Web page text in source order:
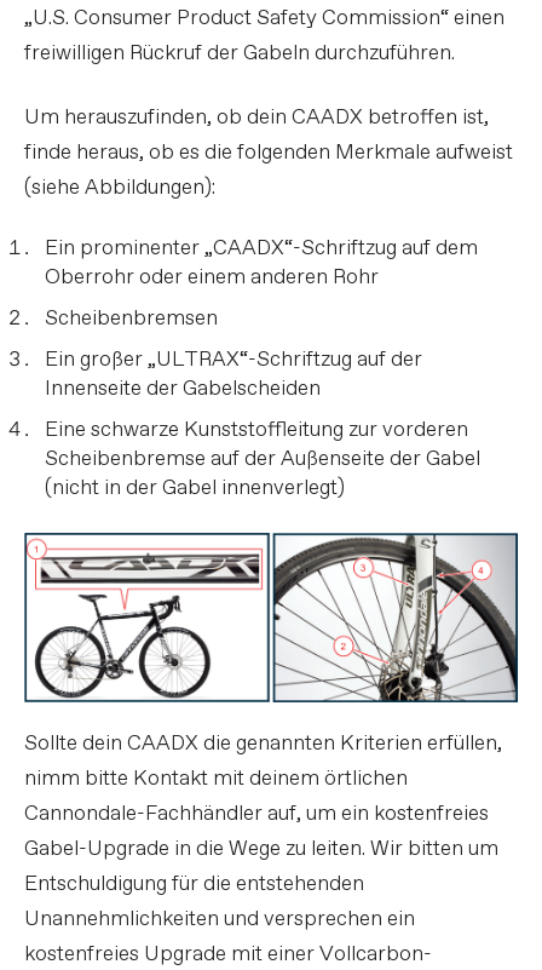
„U.S. Consumer Product Safety Commission“ einen
freiwilligen Rückruf der Gabeln durchzuführen.
Um herauszufinden, ob dein CAADX betroffen ist,
finde heraus, ob es die folgenden Merkmale aufweist
(siehe Abbildungen):
Ein prominenter „CAADX“-Schriftzug auf dem
Oberrohr oder einem anderen Rohr
Scheibenbremsen
Ein großer „ULTRAX“-Schriftzug auf der
Innenseite der Gabelscheiden
Eine schwarze Kunststoffleitung zur vorderen
Scheibenbremse auf der Außenseite der Gabel
(nicht in der Gabel innenverlegt)
Sollte dein CAADX die genannten Kriterien erfüllen,
nimm bitte Kontakt mit deinem örtlichen
Cannondale-Fachhändler auf, um ein kostenfreies
Gabel-Upgrade in die Wege zu leiten. Wir bitten um
Entschuldigung für die entstehenden
Unannehmlichkeiten und versprechen ein
kostenfreies Upgrade mit einer Vollcarbon-